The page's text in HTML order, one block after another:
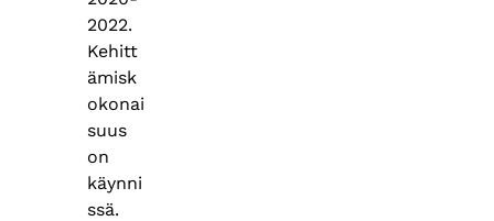
2022.
Kehitt
ämisk
okonai
suus
on
käynni
ssä.